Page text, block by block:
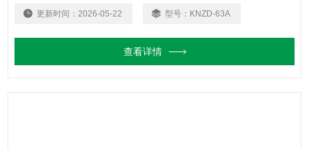
更新时间： 2026-05-22 型号： KNZD-63A
查看详情